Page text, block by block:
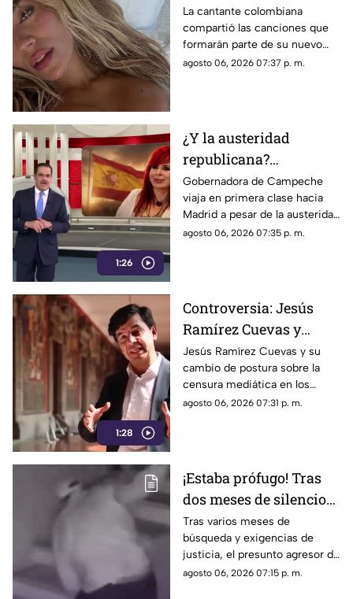
álbum antes de su
lanzamiento; esta es la
lista completa
La cantante colombiana
compartió las canciones que
formarán parte de su nuevo
material de estudio,
agosto 06, 2026 07:37 p. m.
1:26
¿Y la austeridad
republicana?
Gobernadora Layda
Sansores viaja en
primera clase hacia
Madrid
Gobernadora de Campeche
viaja en primera clase hacia
Madrid a pesar de la austeridad
republicana.
agosto 06, 2026 07:35 p. m.
1:28
Controversia: Jesús
Ramírez Cuevas y
Censura a los Medios
de Comunicación
Jesús Ramírez Cuevas y su
cambio de postura sobre la
censura mediática en los
medios de comunicación.
agosto 06, 2026 07:31 p. m.
¡Estaba prófugo! Tras
dos meses de silencio
detuvieron a Jorge "N",
agresor de Paula
Tras varios meses de
búsqueda y exigencias de
justicia, el presunto agresor de
Paula Fajardo fue localizado y
agosto 06, 2026 07:15 p. m.